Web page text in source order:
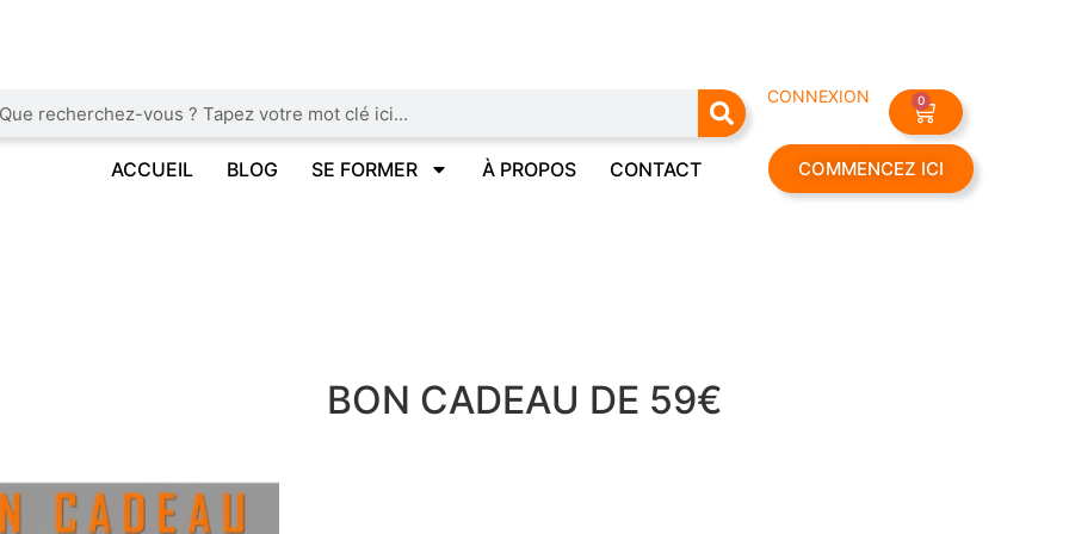
CONNEXION 0
ACCUEIL BLOG SE FORMER À PROPOS CONTACT COMMENCEZ ICI
BON CADEAU DE 59€